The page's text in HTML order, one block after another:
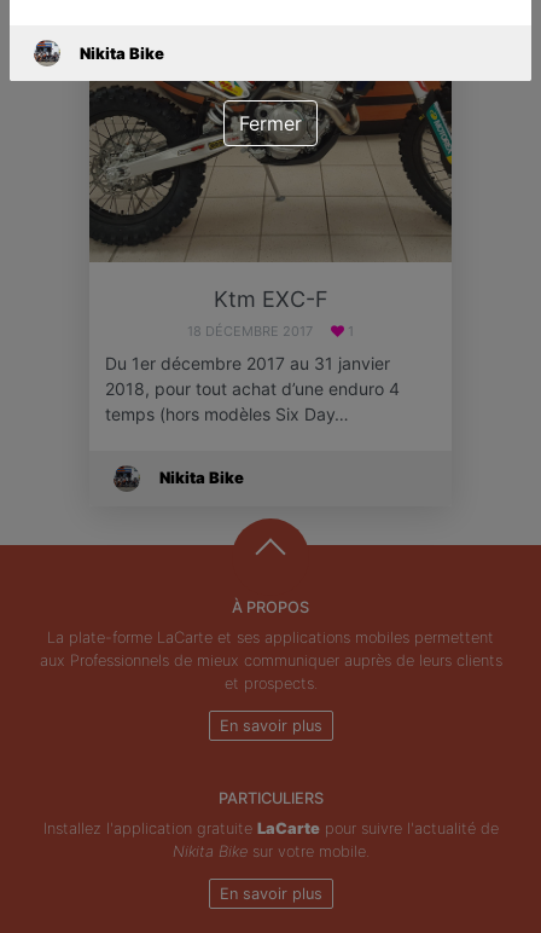
Ktm EXC-F
18 DÉCEMBRE 2017 1
Du 1er décembre 2017 au 31 janvier
2018, pour tout achat d’une enduro 4
temps (hors modèles Six Day…
Nikita Bike
À PROPOS
La plate-forme LaCarte et ses applications mobiles permettent
aux Professionnels de mieux communiquer auprès de leurs clients
et prospects.
En savoir plus
PARTICULIERS
Installez l'application gratuite LaCartepour suivre l'actualité de
Nikita Bikesur votre mobile.
En savoir plus
Nikita Bike
Fermer